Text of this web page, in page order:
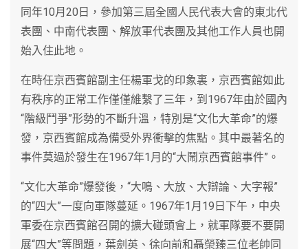
同年10月20日，參加第三屆全國人民代表大會的東北代
表團、中南代表團、解放軍代表團及其他工作人員也開
始入住此地。
在時任京西賓館副主任楊軍戈的印象裏，京西賓館如此
有秩序的正常工作僅僅維繫了三年，到1967年由於國內
“階級鬥爭”形勢的不斷升溫，特別是“文化大革命”的爆
發，京西賓館成為備受外界衝擊的焦點。其中最著名的
事件莫過於發生在1967年1月的“大鬧京西賓館事件”。
“文化大革命”爆發後，“大鳴、大放、大辯論、大字報”
的“四大”一度向軍隊蔓延。1967年1月19日下午，中央
軍委在京西賓館召開的擴大碰頭會上，就軍隊要不要開
展“四大”等問題，葉劍英、徐向前和聶榮臻三位老帥同